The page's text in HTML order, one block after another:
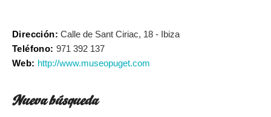
Dirección: Calle de Sant Ciriac, 18 - Ibiza
Teléfono: 971 392 137
Web: http://www.museopuget.com
Nueva búsqueda